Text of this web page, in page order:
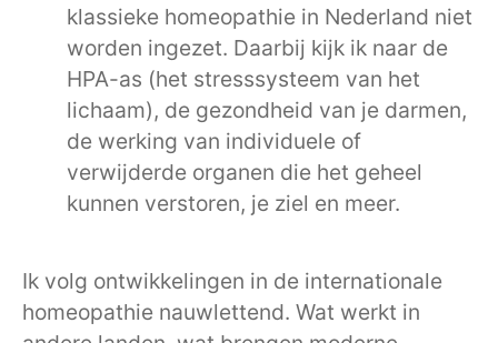
klassieke homeopathie in Nederland niet
worden ingezet. Daarbij kijk ik naar de
HPA-as (het stresssysteem van het
lichaam), de gezondheid van je darmen,
de werking van individuele of
verwijderde organen die het geheel
kunnen verstoren, je ziel en meer.
Ik volg ontwikkelingen in de internationale
homeopathie nauwlettend. Wat werkt in